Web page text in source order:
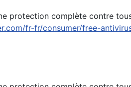
protection complète contre
fr-fr/consumer/free-